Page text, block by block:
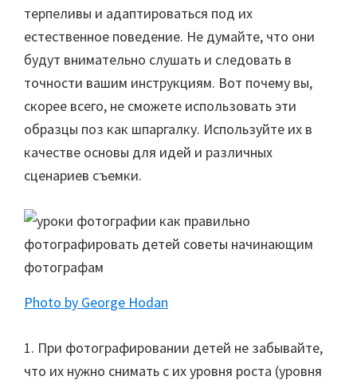
терпеливы и адаптироваться под их
естественное поведение. Не думайте, что они
будут внимательно слушать и следовать в
точности вашим инструкциям. Вот почему вы,
скорее всего, не сможете использовать эти
образцы поз как шпаргалку. Используйте их в
качестве основы для идей и различных
сценариев съемки.
Photo by George Hodan
1. При фотографировании детей не забывайте,
что их нужно снимать с их уровня роста (уровня